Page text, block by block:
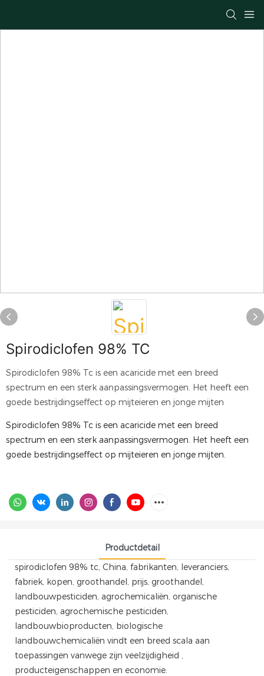
Spirodiclofen 98% TC
Spirodiclofen 98% Tc is een acaricide met een breed
spectrum en een sterk aanpassingsvermogen. Het heeft een
goede bestrijdingseffect op mijteieren en jonge mijten
Spirodiclofen 98% Tc is een acaricide met een breed
spectrum en een sterk aanpassingsvermogen. Het heeft een
goede bestrijdingseffect op mijteieren en jonge mijten.
Productdetail
spirodiclofen 98% tc, China, fabrikanten, leveranciers,
fabriek, kopen, groothandel, prijs, groothandel,
landbouwpesticiden, agrochemicaliën, organische
pesticiden, agrochemische pesticiden,
landbouwbioproducten, biologische
landbouwchemicaliën vindt een breed scala aan
toepassingen vanwege zijn veelzijdigheid ,
producteigenschappen en economie.